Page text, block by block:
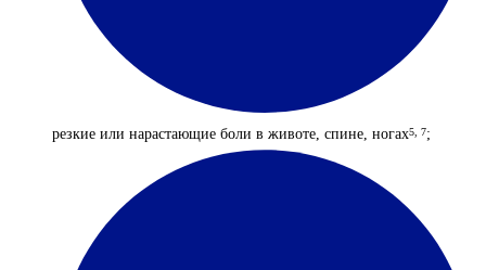
резкие или нарастающие боли в животе, спине, ногах5, 7;